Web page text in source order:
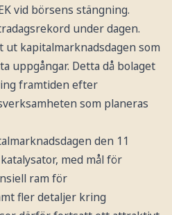
vid börsens stängning.
under dagen.
ut kapitalmarknadsdagen som
uppgångar. Detta då bolaget
framtiden efter
som planeras
den 11
med mål för
ram för
fler detaljer kring